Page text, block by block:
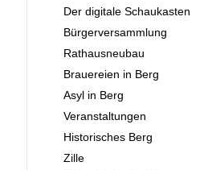
Der digitale Schaukasten
Bürgerversammlung
Rathausneubau
Brauereien in Berg
Asyl in Berg
Veranstaltungen
Historisches Berg
Zille